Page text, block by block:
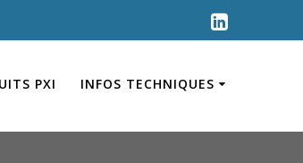
PXI INFOS TECHNIQUES